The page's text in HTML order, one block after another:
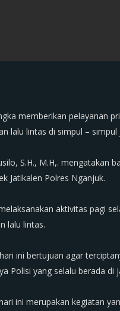
memberikan pelayanan
lalu lintas di simpul –
S.H., M.H,.
Jatikalen Polres Nganjuk.
aktivitas pagi
lalu lintas.
ini bertujuan agar
Polisi yang selalu berada
ini merupakan kegiatan